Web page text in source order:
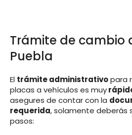
Trámite de cambio
Puebla
El trámite administrativopara
placas a vehículos es muy
asegures de contar con la
requerida, solamente deberás
pasos: